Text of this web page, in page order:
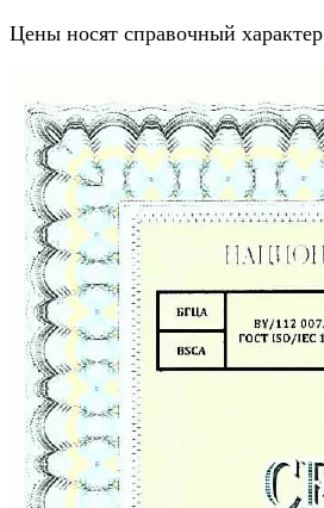
Цены носят справочный характер